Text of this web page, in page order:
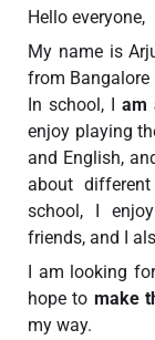
Hello everyone,
My name is
from Bangalore
In school, Iam
enjoy playing
and English,
about
school, I
friends, and I
I am looking
hope to make
my way.